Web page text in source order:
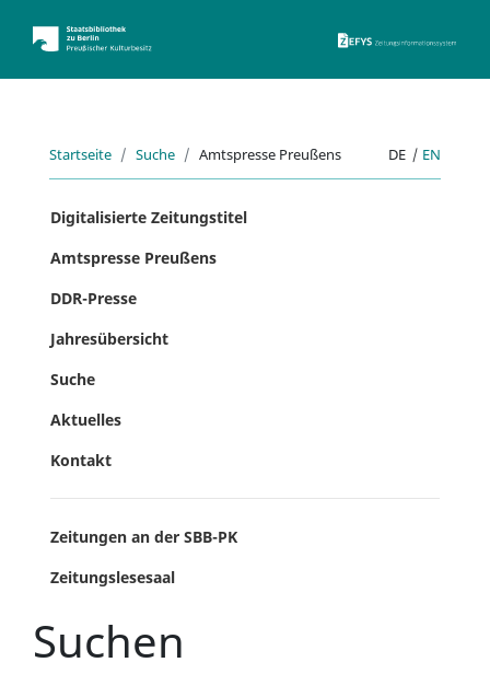
Startseite Suche Amtspresse Preußens DE | EN
Digitalisierte Zeitungstitel
Amtspresse Preußens
DDR-Presse
Jahresübersicht
Suche
Aktuelles
Kontakt
Zeitungen an der SBB-PK
Zeitungslesesaal
Suchen